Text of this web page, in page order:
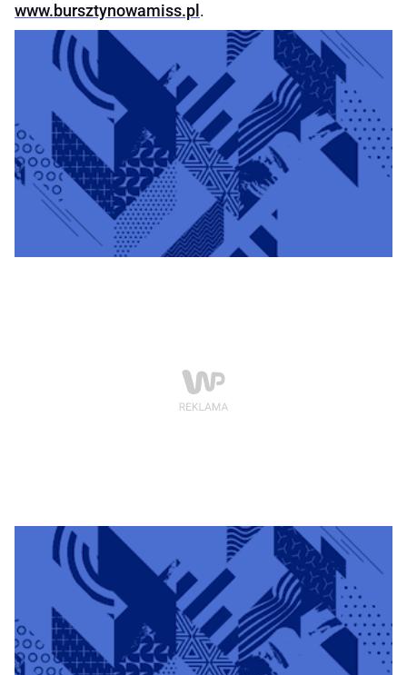
www.bursztynowamiss.pl .